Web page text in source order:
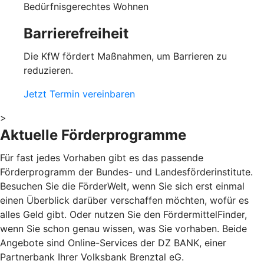
Bedürfnisgerechtes Wohnen
Barrierefreiheit
Die KfW fördert Maßnahmen, um Barrieren zu
reduzieren.
Jetzt Termin vereinbaren
>
Aktuelle Förderprogramme
Für fast jedes Vorhaben gibt es das passende
Förderprogramm der Bundes- und Landesförderinstitute.
Besuchen Sie die FörderWelt, wenn Sie sich erst einmal
einen Überblick darüber verschaffen möchten, wofür es
alles Geld gibt. Oder nutzen Sie den FördermittelFinder,
wenn Sie schon genau wissen, was Sie vorhaben. Beide
Angebote sind Online-Services der DZ BANK, einer
Partnerbank Ihrer Volksbank Brenztal eG.